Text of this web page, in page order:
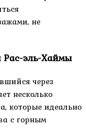
не
Рас-эль-Хаймы
через
несколько
которые идеально
с горным